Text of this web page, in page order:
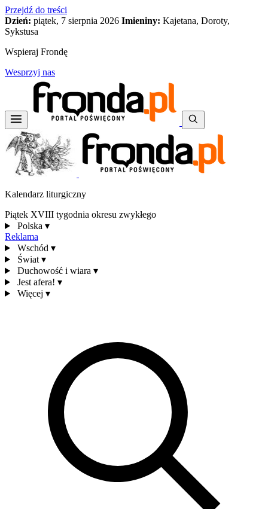
Przejdź do treści
Dzień: piątek, 7 sierpnia 2026 Imieniny: Kajetana, Doroty,
Sykstusa
Wspieraj Frondę
Wesprzyj nas
Kalendarz liturgiczny
Piątek XVIII tygodnia okresu zwykłego
Polska ▾
Reklama
Wschód ▾
Świat ▾
Duchowość i wiara ▾
Jest afera! ▾
Więcej ▾